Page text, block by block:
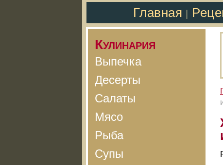
Главная
Кулинария
Выпечка
Десерты
Салаты
Мясо
Рыба
Супы